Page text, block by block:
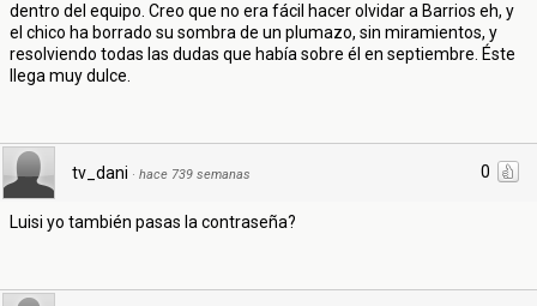
dentro del equipo. Creo que no era fácil hacer olvidar a Barrios eh, y
el chico ha borrado su sombra de un plumazo, sin miramientos, y
resolviendo todas las dudas que había sobre él en septiembre. Éste
llega muy dulce.
0
tv_dani · hace 739 semanas
Luisi yo también pasas la contraseña?